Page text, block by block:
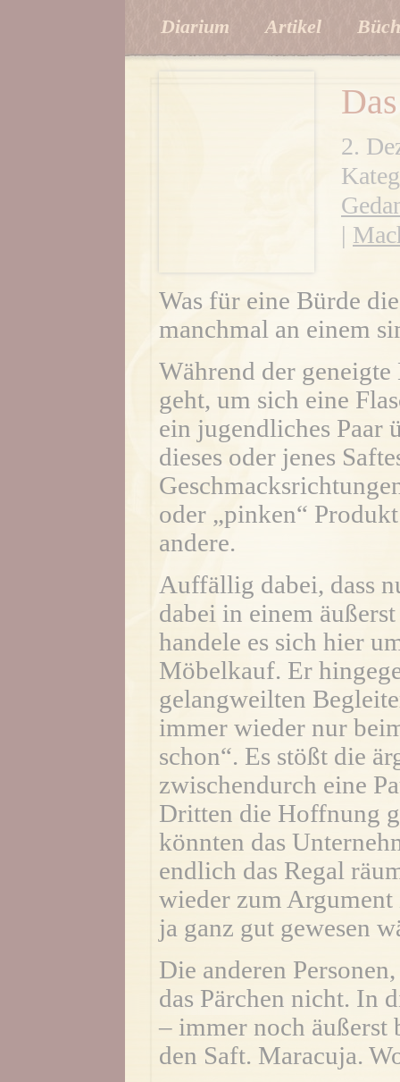
Diarium Artikel
2.
|
Was für eine Bürde
manchmal an einem
Während der
geht, um sich eine
ein jugendliches Paar
dieses oder jenes
oder „pinken“
andere.
Auffällig dabei, dass
dabei in einem
handele es sich hier
Möbelkauf. Er
gelangweilten
immer wieder nur
schon“. Es stößt die
zwischendurch eine
Dritten die Hoffnung
könnten das
endlich das Regal
wieder zum Argument
ja ganz gut gewesen
Die anderen
das Pärchen nicht. In
– immer noch äußerst
den Saft. Maracuja.